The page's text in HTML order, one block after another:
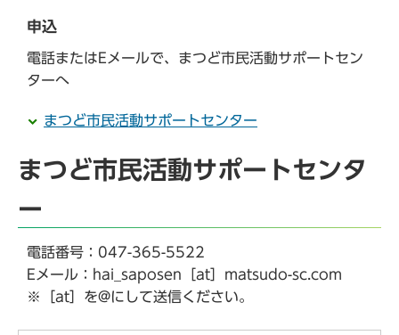
申込
電話またはEメールで、まつど市民活動サポートセン
ターへ
まつど市民活動サポートセンター
まつど市民活動サポートセンタ
ー
電話番号：047-365-5522
Eメール：hai_saposen［at］matsudo-sc.com
※［at］を@にして送信ください。